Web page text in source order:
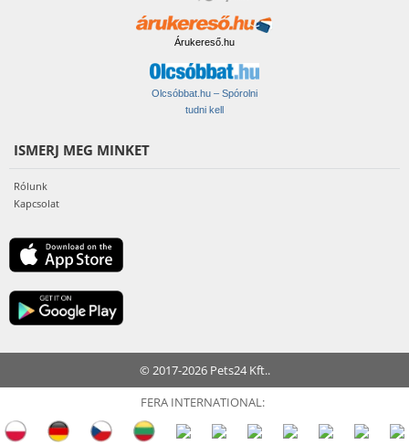
Árukereső.hu
Olcsóbbat.hu – Spórolni
tudni kell
ISMERJ MEG MINKET
Rólunk
Kapcsolat
© 2017-2026 Pets24 Kft..
FERA INTERNATIONAL: